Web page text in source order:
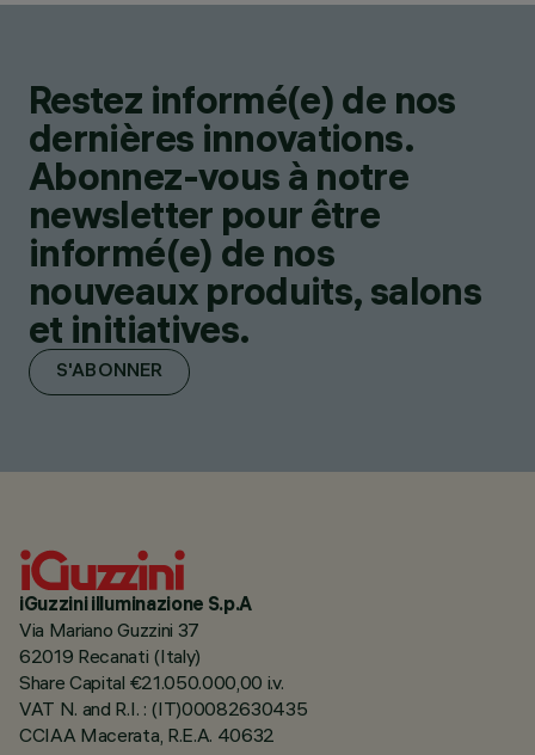
Restez informé(e) de nos
dernières innovations.
Abonnez-vous à notre
newsletter pour être
informé(e) de nos
nouveaux produits, salons
et initiatives.
S'ABONNER
iGuzzini illuminazione S.p.A
Via Mariano Guzzini 37
62019 Recanati (Italy)
Share Capital €21.050.000,00 i.v.
VAT N. and R.I. : (IT)00082630435
CCIAA Macerata, R.E.A. 40632